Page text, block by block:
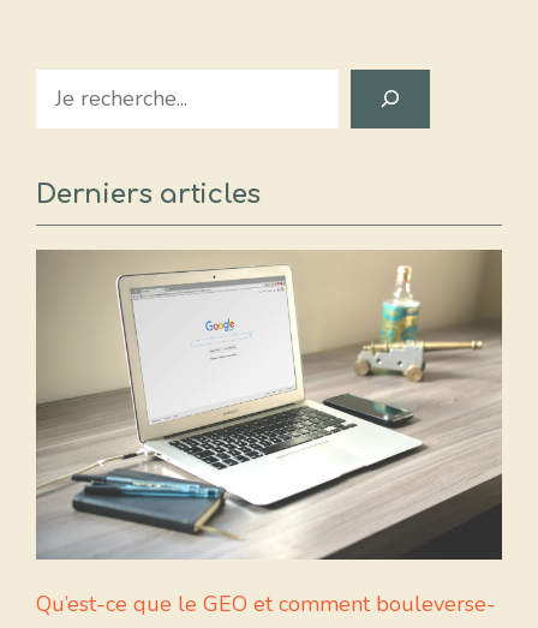
Search
Derniers articles
Qu’est-ce que le GEO et comment bouleverse-